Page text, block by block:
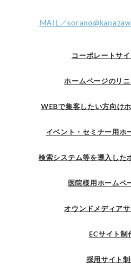
MAIL／
コーポレートサ
ホームページのリ
WEBで集客したい方向け
イベント・セミナー用ホ
検索システム等を導入した
医院様用ホームペ
オウンドメディア
ECサイト制
採用サイト